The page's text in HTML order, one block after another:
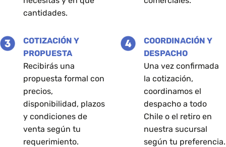
cantidades.
COTIZACIÓN Y
PROPUESTA
Recibirás una
propuesta formal con
precios,
disponibilidad, plazos
y condiciones de
venta según tu
requerimiento.
COORDINACIÓN Y
DESPACHO
Una vez confirmada
la cotización,
coordinamos el
despacho a todo
Chile o el retiro en
nuestra sucursal
según tu preferencia.